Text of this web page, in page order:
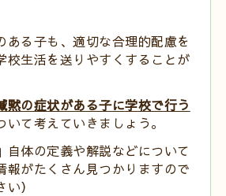
ある子も、適切な合理的配慮を
校生活を送りやすくすることが
黙の症状がある子に学校で行う
いて考えていきましょう。
自体の定義や解説などについて
報がたくさん見つかりますので
）